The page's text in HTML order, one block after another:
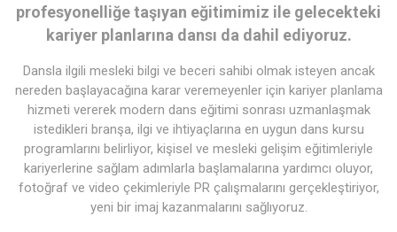
profesyonelliğe taşıyan eğitimimiz ile gelecekteki
kariyer planlarına dansı da dahil ediyoruz.
Dansla ilgili mesleki bilgi ve beceri sahibi olmak isteyen ancak
nereden başlayacağına karar veremeyenler için kariyer planlama
hizmeti vererek modern dans eğitimi sonrası uzmanlaşmak
istedikleri branşa, ilgi ve ihtiyaçlarına en uygun dans kursu
programlarını belirliyor, kişisel ve mesleki gelişim eğitimleriyle
kariyerlerine sağlam adımlarla başlamalarına yardımcı oluyor,
fotoğraf ve video çekimleriyle PR çalışmalarını gerçekleştiriyor,
yeni bir imaj kazanmalarını sağlıyoruz.